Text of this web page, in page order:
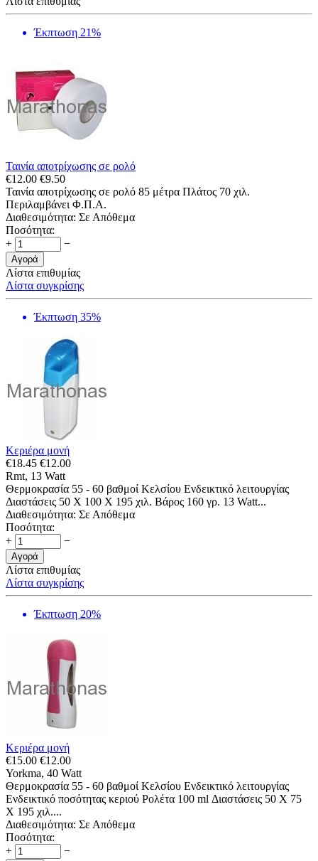
Έκπτωση 21%
Ταινία αποτρίχωσης σε ρολό
€12.00 €9.50
Ταινία αποτρίχωσης σε ρολό 85 μέτρα Πλάτος 70 χιλ.
Περιλαμβάνει Φ.Π.Α.
Διαθεσιμότητα: Σε Απόθεμα
Ποσότητα:
+
−
Αγορά
Λίστα επιθυμίας
Λίστα συγκρίσης
Έκπτωση 35%
Κεριέρα μονή
€18.45 €12.00
Rmt, 13 Watt
Θερμοκρασία 55 - 60 βαθμοί Κελσίου Ενδεικτικό λειτουργίας
Διαστάσεις 50 Χ 100 X 195 χιλ. Βάρος 160 γρ. 13 Watt...
Διαθεσιμότητα: Σε Απόθεμα
Ποσότητα:
+
−
Αγορά
Λίστα επιθυμίας
Λίστα συγκρίσης
Έκπτωση 20%
Κεριέρα μονή
€15.00 €12.00
Yorkma, 40 Watt
Θερμοκρασία 55 - 60 βαθμοί Κελσίου Ενδεικτικό λειτουργίας
Ενδεικτικό ποσότητας κεριού Ρολέτα 100 ml Διαστάσεις 50 Χ 75
X 195 χιλ....
Διαθεσιμότητα: Σε Απόθεμα
Ποσότητα:
+
−